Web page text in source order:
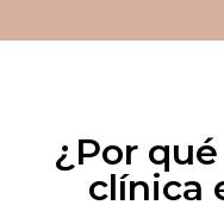
¿Por
clínica